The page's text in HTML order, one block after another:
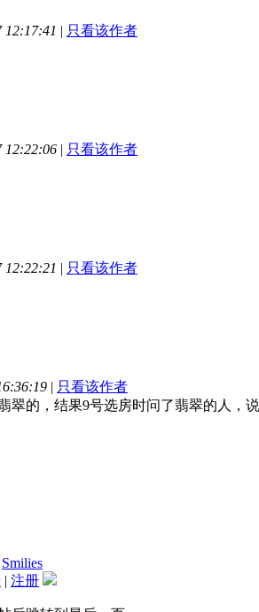
12:17:41 | 只看该作者
12:22:06 | 只看该作者
12:22:21 | 只看该作者
| 只看该作者
翠的，结果9号选房时问了翡翠的人，
Smilies
| 注册